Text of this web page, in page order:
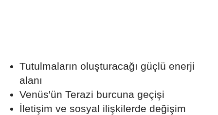
Tutulmaların oluşturacağı güçlü enerji
alanı
Venüs'ün Terazi burcuna geçişi
İletişim ve sosyal ilişkilerde değişim